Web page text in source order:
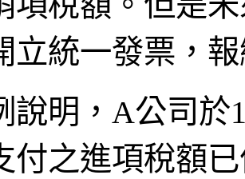
立統一發票，
說明，A公司於
付之進項稅額